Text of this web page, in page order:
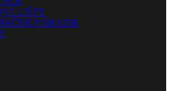
LIŠTY
NÁRADIE